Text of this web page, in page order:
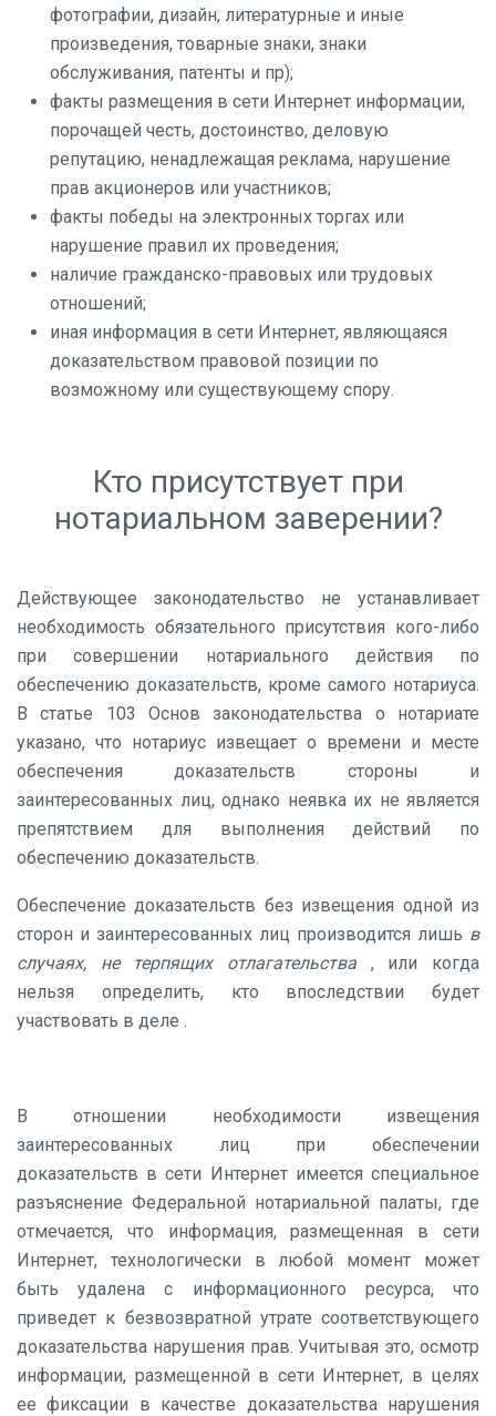
фотографии, дизайн, литературные и иные
произведения, товарные знаки, знаки
обслуживания, патенты и пр);
факты размещения в сети Интернет информации,
порочащей честь, достоинство, деловую
репутацию, ненадлежащая реклама, нарушение
прав акционеров или участников;
факты победы на электронных торгах или
нарушение правил их проведения;
наличие гражданско-правовых или трудовых
отношений;
иная информация в сети Интернет, являющаяся
доказательством правовой позиции по
возможному или существующему спору.
Кто присутствует при
нотариальном заверении?
Действующее законодательство не устанавливает
необходимость обязательного присутствия кого-либо
при совершении нотариального действия по
обеспечению доказательств, кроме самого нотариуса.
В статье 103 Основ законодательства о нотариате
указано, что нотариус извещает о времени и месте
обеспечения доказательств стороны и
заинтересованных лиц, однако неявка их не является
препятствием для выполнения действий по
обеспечению доказательств.
Обеспечение доказательств без извещения одной из
сторон и заинтересованных лиц производится лишь в
случаях, не терпящих отлагательства , или когда
нельзя определить, кто впоследствии будет
участвовать в деле .
В отношении необходимости извещения
заинтересованных лиц при обеспечении
доказательств в сети Интернет имеется специальное
разъяснение Федеральной нотариальной палаты, где
отмечается, что информация, размещенная в сети
Интернет, технологически в любой момент может
быть удалена с информационного ресурса, что
приведет к безвозвратной утрате соответствующего
доказательства нарушения прав. Учитывая это, осмотр
информации, размещенной в сети Интернет, в целях
ее фиксации в качестве доказательства нарушения